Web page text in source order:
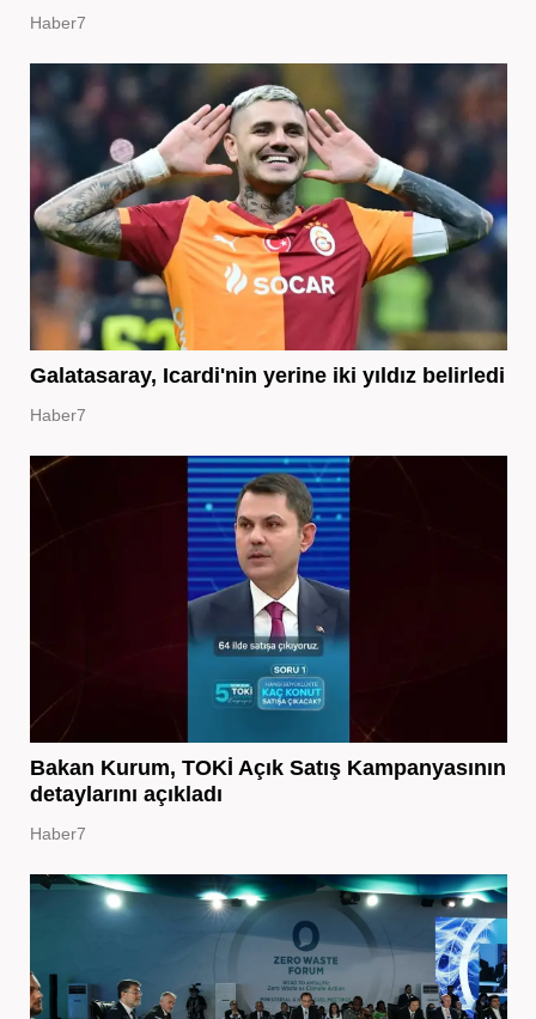
Haber7
Galatasaray, Icardi'nin yerine iki yıldız belirledi
Haber7
Bakan Kurum, TOKİ Açık Satış Kampanyasının
detaylarını açıkladı
Haber7